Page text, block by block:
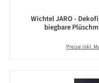
Wichtel JARO -
biegbare
Preise inkl.